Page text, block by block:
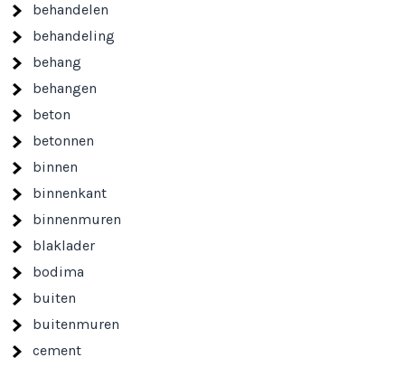
behandelen
behandeling
behang
behangen
beton
betonnen
binnen
binnenkant
binnenmuren
blaklader
bodima
buiten
buitenmuren
cement